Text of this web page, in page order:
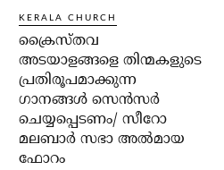
KERALA CHURCH
ക്രൈസ്തവ
അടയാളങ്ങളെ തിന്മകളുടെ
പ്രതിരൂപമാക്കുന്ന
ഗാനങ്ങൾ സെൻസർ
ചെയ്യപ്പെടണം/ സീറോ
മലബാർ സഭാ അൽമായ
ഫോറം